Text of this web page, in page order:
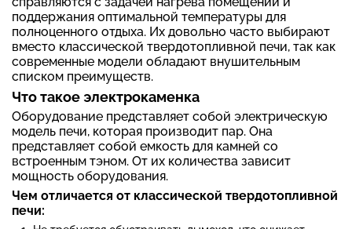
поддержания оптимальной температуры для
полноценного отдыха. Их довольно часто выбирают
вместо классической твердотопливной печи, так как
современные модели обладают внушительным
списком преимуществ.
Что такое электрокаменка
Оборудование представляет собой электрическую
модель печи, которая производит пар. Она
представляет собой емкость для камней со
встроенным тэном. От их количества зависит
мощность оборудования.
Чем отличается от классической твердотопливной
печи: